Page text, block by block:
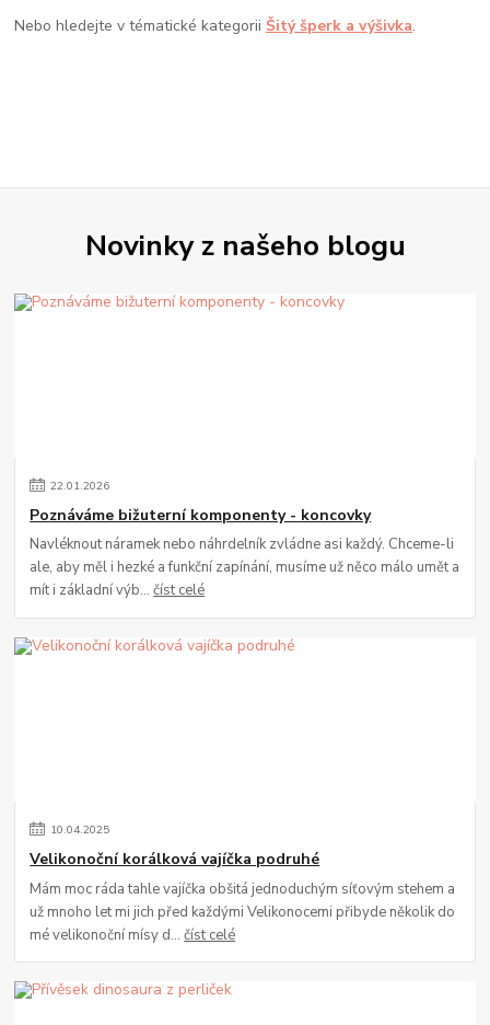
Nebo hledejte v tématické kategoriiŠitý šperk a výšivka.
Novinky z našeho blogu
22.01.2026
Poznáváme bižuterní komponenty - koncovky
Navléknout náramek nebo náhrdelník zvládne asi každý. Chceme-li
ale, aby měl i hezké a funkční zapínání, musíme už něco málo umět a
mít i základní výb...číst celé
10.04.2025
Velikonoční korálková vajíčka podruhé
Mám moc ráda tahle vajíčka obšitá jednoduchým síťovým stehem a
už mnoho let mi jich před každými Velikonocemi přibyde několik do
mé velikonoční mísy d...číst celé